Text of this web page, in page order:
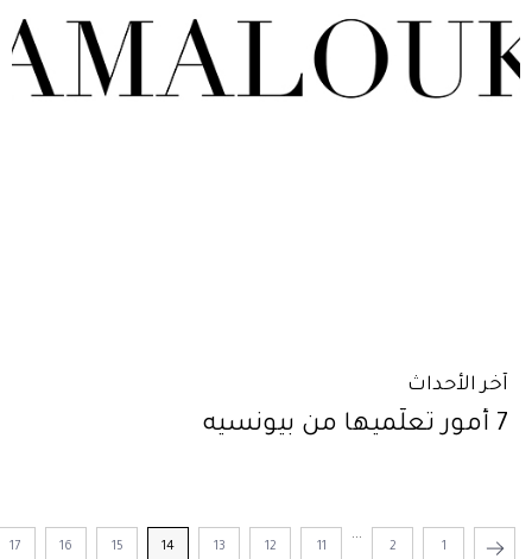
آخر الأحداث
7 أمور تعلّميها من بيونسيه
1
2
...
11
12
13
14
15
16
17